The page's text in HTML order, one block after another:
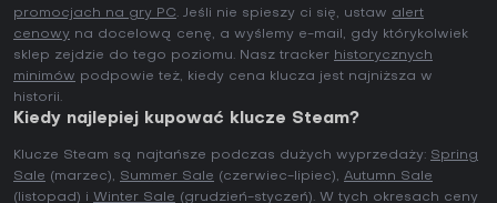
promocjach na gry PC. Jeśli nie spieszy ci się, ustaw alert
cenowy na docelową cenę, a wyślemy e-mail, gdy którykolwiek
sklep zejdzie do tego poziomu. Nasz tracker historycznych
minimów podpowie też, kiedy cena klucza jest najniższa w
historii.
Kiedy najlepiej kupować klucze Steam?
Klucze Steam są najtańsze podczas dużych wyprzedaży: Spring
Sale (marzec), Summer Sale (czerwiec-lipiec), Autumn Sale
(listopad) i Winter Sale (grudzień-styczeń). W tych okresach ceny